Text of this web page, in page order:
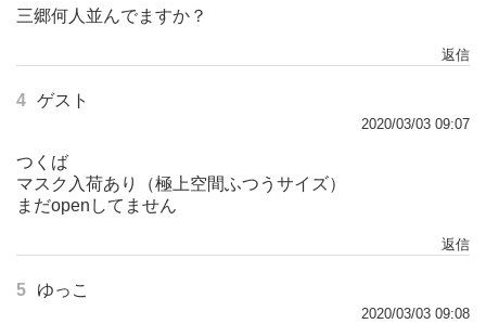
三郷何人並んでますか？
返信
4 ゲスト
2020/03/03 09:07
つくば
マスク入荷あり（極上空間ふつうサイズ）
まだopenしてません
返信
5 ゆっこ
2020/03/03 09:08